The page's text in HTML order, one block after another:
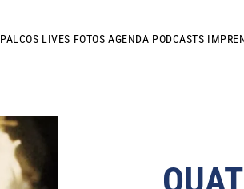
PALCOS LIVES FOTOS AGENDA PODCASTS